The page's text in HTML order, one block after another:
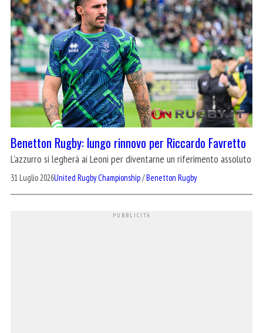
Benetton Rugby: lungo rinnovo per Riccardo Favretto
L'azzurro si legherà ai Leoni per diventarne un riferimento assoluto
31 Luglio 2026United Rugby Championship/Benetton Rugby